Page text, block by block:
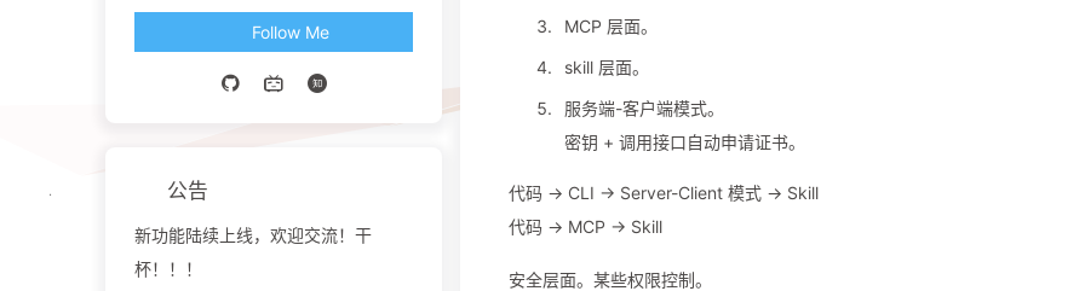
MCP 层面。
skill 层面。
服务端-客户端模式。
密钥 + 调用接口自动申请证书。
代码 -> CLI -> Server-Client 模式 -> Skill
代码 -> MCP -> Skill
安全层面。某些权限控制。
Follow Me
公告
新功能陆续上线，欢迎交流！干
杯！！！